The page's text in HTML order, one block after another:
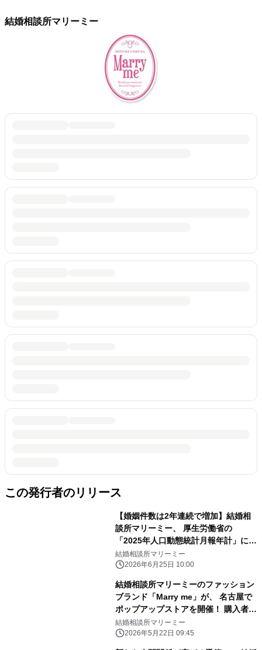
結婚相談所マリーミー
この発行者のリリース
【婚姻件数は2年連続で増加】結婚相
談所マリーミー、 厚生労働省の
「2025年人口動態統計月報年計」に関
して 出生率低下・現在の結婚について
の見解を発表
結婚相談所マリーミー
2026年6月25日 10:00
結婚相談所マリーミーのファッション
ブランド「Marry me」が、 名古屋で
ポップアップストアを開催！ 購入者限
定で、植草れいあとの写真撮影も可能
結婚相談所マリーミー
2026年5月22日 09:45